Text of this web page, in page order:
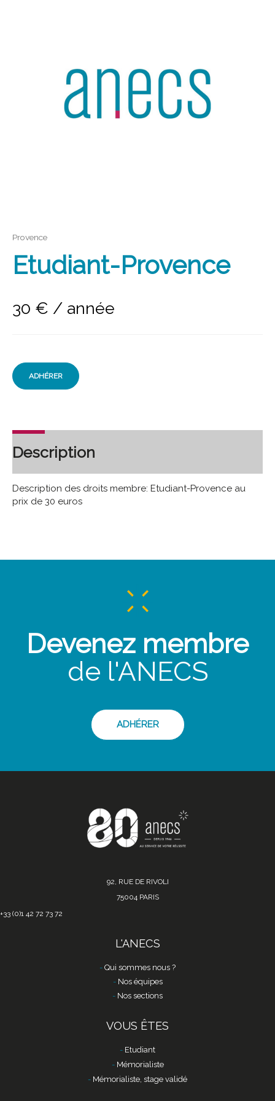
Provence
Etudiant-Provence
30 € / année
ADHÉRER
Description
Description des droits membre: Etudiant-Provence au
prix de 30 euros
Devenez membre
de l'ANECS
ADHÉRER
92, RUE DE RIVOLI
75004 PARIS
+33 (0)1 42 72 73 72
L'ANECS
Qui sommes nous ?
Nos équipes
Nos sections
VOUS ÊTES
Etudiant
Mémorialiste
Mémorialiste, stage validé